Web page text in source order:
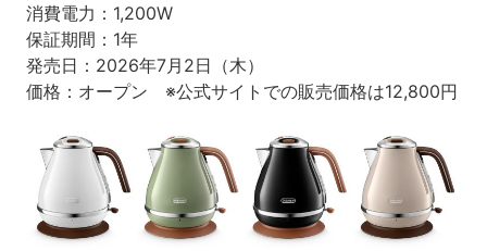
消費電力：1,200W
保証期間：1年
発売日：2026年7月2日（木）
価格：オープン ※公式サイトでの販売価格は12,800円